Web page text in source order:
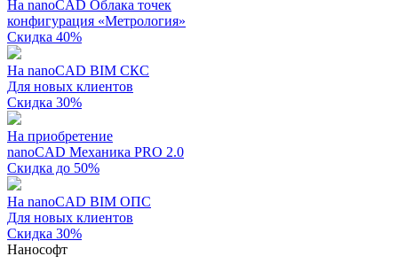
На nanoCAD Облака точек
конфигурация «Метрология»
Скидка 40%
На nanoCAD BIM СКС
Для новых клиентов
Скидка 30%
На приобретение
nanoCAD Механика PRO 2.0
Скидка до 50%
На nanoCAD BIM ОПС
Для новых клиентов
Скидка 30%
Нанософт